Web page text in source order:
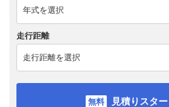
走行距離
見積りスター